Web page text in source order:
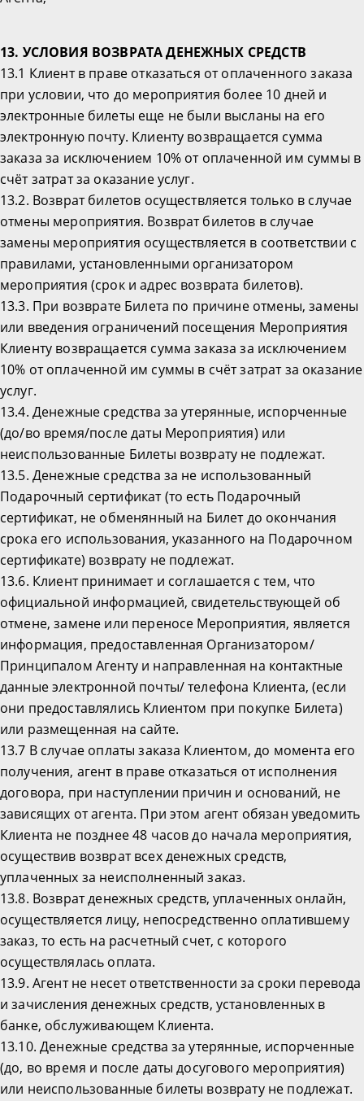
13. УСЛОВИЯ ВОЗВРАТА ДЕНЕЖНЫХ СРЕДСТВ
13.1 Клиент в праве отказаться от оплаченного заказа
при условии, что до мероприятия более 10 дней и
электронные билеты еще не были высланы на его
электронную почту. Клиенту возвращается сумма
заказа за исключением 10% от оплаченной им суммы в
счёт затрат за оказание услуг.
13.2. Возврат билетов осуществляется только в случае
отмены мероприятия. Возврат билетов в случае
замены мероприятия осуществляется в соответствии с
правилами, установленными организатором
мероприятия (срок и адрес возврата билетов).
13.3. При возврате Билета по причине отмены, замены
или введения ограничений посещения Мероприятия
Клиенту возвращается сумма заказа за исключением
10% от оплаченной им суммы в счёт затрат за оказание
услуг.
13.4. Денежные средства за утерянные, испорченные
(до/во время/после даты Мероприятия) или
неиспользованные Билеты возврату не подлежат.
13.5. Денежные средства за не использованный
Подарочный сертификат (то есть Подарочный
сертификат, не обменянный на Билет до окончания
срока его использования, указанного на Подарочном
сертификате) возврату не подлежат.
13.6. Клиент принимает и соглашается с тем, что
официальной информацией, свидетельствующей об
отмене, замене или переносе Мероприятия, является
информация, предоставленная Организатором/
Принципалом Агенту и направленная на контактные
данные электронной почты/ телефона Клиента, (если
они предоставлялись Клиентом при покупке Билета)
или размещенная на сайте.
13.7 В случае оплаты заказа Клиентом, до момента его
получения, агент в праве отказаться от исполнения
договора, при наступлении причин и оснований, не
зависящих от агента. При этом агент обязан уведомить
Клиента не позднее 48 часов до начала мероприятия,
осуществив возврат всех денежных средств,
уплаченных за неисполненный заказ.
13.8. Возврат денежных средств, уплаченных онлайн,
осуществляется лицу, непосредственно оплатившему
заказ, то есть на расчетный счет, с которого
осуществлялась оплата.
13.9. Агент не несет ответственности за сроки перевода
и зачисления денежных средств, установленных в
банке, обслуживающем Клиента.
13.10. Денежные средства за утерянные, испорченные
(до, во время и после даты досугового мероприятия)
или неиспользованные билеты возврату не подлежат.